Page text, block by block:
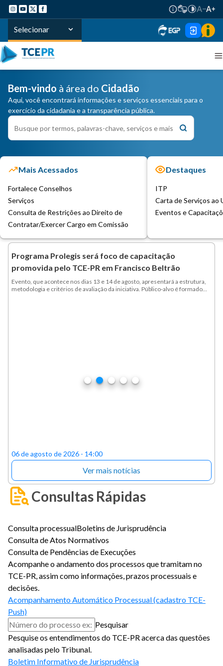
Selecionar
Bem-vindo à área do Cidadão
Aqui, você encontrará informações e serviços essenciais para o
exercício da cidadania e a transparência pública.
Mais Acessados
Fortalece Conselhos
Serviços
Consulta de Restrições ao Direito de
Contratar/Exercer Cargo em Comissão
Destaques
ITP
Carta de Serviços ao
Eventos e
Programa Prolegis será foco de capacitação
promovida pelo TCE-PR em Francisco Beltrão
Evento, que acontece nos dias 13 e 14 de agosto, apresentará a estrutura,
metodologia e critérios de avaliação da iniciativa. Público-alvo é formado
06 de agosto de 2026 - 14:00
Ver mais notícias
Consultas Rápidas
Consulta processualBoletins de Jurisprudência
Consulta de Atos Normativos
Consulta de Pendências de Execuções
Acompanhe o andamento dos processos que tramitam no
TCE-PR, assim como informações, prazos processuais e
decisões.
Acompanhamento Automático Processual (cadastro TCE-
Push)
Pesquisar
Pesquise os entendimentos do TCE-PR acerca das questões
analisadas pelo Tribunal.
Boletim Informativo de Jurisprudência